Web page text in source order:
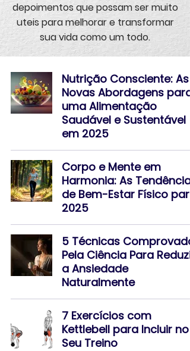
depoimentos que possam ser muito
uteis para melhorar e transformar
sua vida como um todo.
Nutrição Consciente: As
Novas Abordagens para
uma Alimentação
Saudável e Sustentável
em 2025
Corpo e Mente em
Harmonia: As Tendências
de Bem-Estar Físico para
2025
5 Técnicas
Pela Ciência Para Reduzir
a Ansiedade
Naturalmente
7 Exercícios com
Kettlebell para Incluir no
Seu Treino